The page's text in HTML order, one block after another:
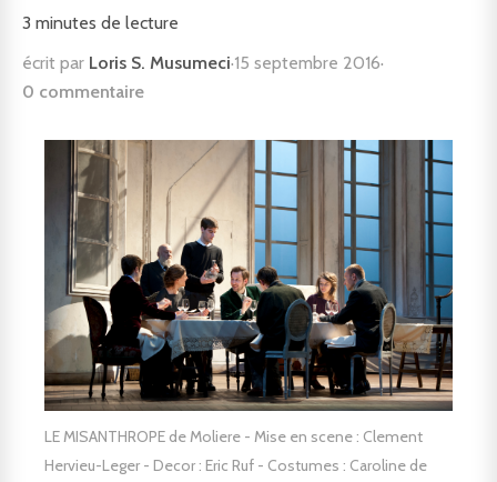
3 minutes de lecture
écrit par Loris S. Musumeci·15 septembre 2016·
0 commentaire
LE MISANTHROPE de Moliere - Mise en scene : Clement
Hervieu-Leger - Decor : Eric Ruf - Costumes : Caroline de